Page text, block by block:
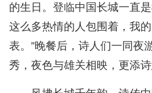
的生日。登临中国长城一直
这么多热情的人包围着，我
表。”晚餐后，诗人们一同夜
秀，夜色与雄关相映，更添诗